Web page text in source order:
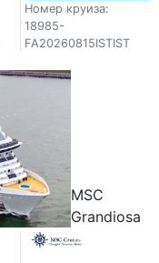
Номер круиза:
18985-
FA20260815ISTIST
MSC
Grandiosa